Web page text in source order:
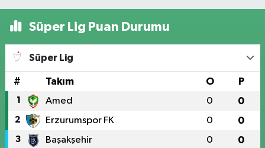
Süper Lig Puan Durumu
Süper Lig
# Takım O P
1 Amed 0 0
2 Erzurumspor FK 0 0
3 Başakşehir 0 0